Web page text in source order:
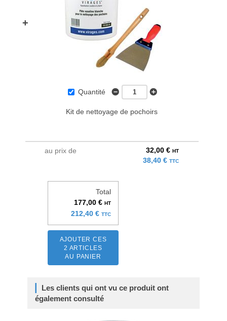
+
Quantité
Kit de nettoyage de pochoirs
au prix de 32,00 € HT
38,40 € TTC
Total
177,00 € HT
212,40 € TTC
AJOUTER CES
2 ARTICLES
AU PANIER
Les clients qui ont vu ce produit ont
également consulté